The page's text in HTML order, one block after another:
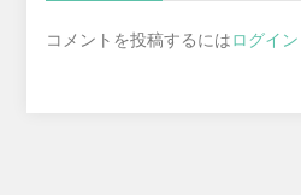
コメントを投稿するにはログイン